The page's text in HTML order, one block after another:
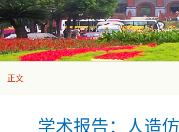
正文
学术报告：人造